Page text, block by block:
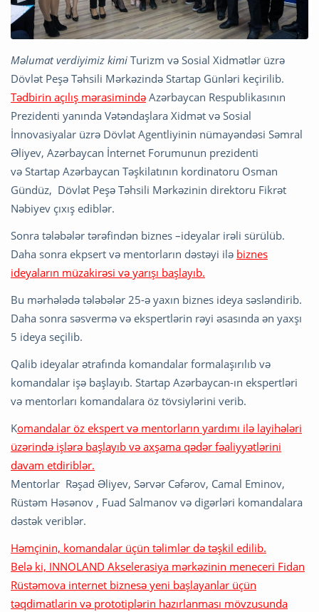
Məlumat verdiyimiz kimi Turizm və Sosial Xidmətlər üzrə
Dövlət Peşə Təhsili Mərkəzində Startap Günləri keçirilib.
Tədbirin açılış mərasimində Azərbaycan Respublikasının
Prezidenti yanında Vətəndaşlara Xidmət və Sosial
İnnovasiyalar üzrə Dövlət Agentliyinin nümayəndəsi Səmral
Əliyev, Azərbaycan İnternet Forumunun prezidenti
və Startap Azərbaycan Təşkilatının kordinatoru Osman
Gündüz, Dövlət Peşə Təhsili Mərkəzinin direktoru Fikrət
Nəbiyev çıxış ediblər.
Sonra tələbələr tərəfindən biznes –ideyalar irəli sürülüb.
Daha sonra ekpsert və mentorların dəstəyi ilə biznes
ideyaların müzakirəsi və yarışı başlayıb.
Bu mərhələdə tələbələr 25-ə yaxın biznes ideya səsləndirib.
Daha sonra səsvermə və ekspertlərin rəyi əsasında ən yaxşı
5 ideya seçilib.
Qalib ideyalar ətrafında komandalar formalaşırılıb və
komandalar işə başlayıb. Startap Azərbaycan-ın ekspertləri
və mentorları komandalara öz tövsiylərini verib.
Komandalar öz ekspert və mentorların yardımı ilə layihələri
üzərində işlərə başlayıb və axşama qədər fəaliyyətlərini
davam etdiriblər.
Mentorlar Rəşad Əliyev, Sərvər Cəfərov, Camal Eminov,
Rüstəm Həsənov , Fuad Salmanov və digərləri komandalara
dəstək veriblər.
Həmçinin, komandalar üçün təlimlər də təşkil edilib.
Belə ki, INNOLAND Akselerasiya mərkəzinin meneceri Fidan
Rüstəmova internet biznesə yeni başlayanlar üçün
təqdimatlarin və prototiplərin hazırlanması mövzusunda